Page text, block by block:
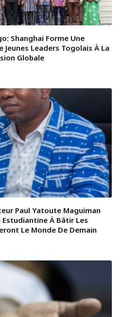
Shanghai Forme Une
Jeunes Leaders Togolais À La
Globale
Paul Yatoute Maguiman
À Bâtir Les
Le Monde De Demain